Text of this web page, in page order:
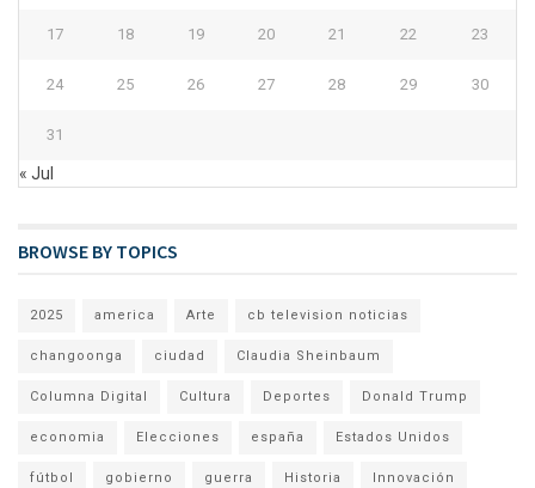
17 18 19 20 21 22 23
24 25 26 27 28 29 30
31
« Jul
BROWSE BY TOPICS
2025 america Arte cb television noticias
changoonga ciudad Claudia Sheinbaum
Columna Digital Cultura Deportes Donald Trump
economia Elecciones españa Estados Unidos
fútbol gobierno guerra Historia Innovación